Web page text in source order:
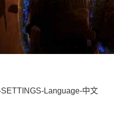
Language-中文